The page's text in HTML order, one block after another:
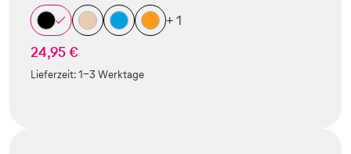
+ 1
24,95 €
Lieferzeit:1-3 Werktage